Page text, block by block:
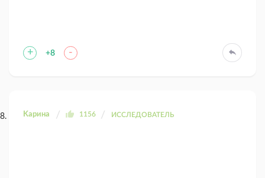
+ +8 -
Kaрина 1156 ИССЛЕДОВАТЕЛЬ